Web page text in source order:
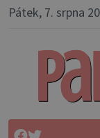
Pátek, 7. srpna